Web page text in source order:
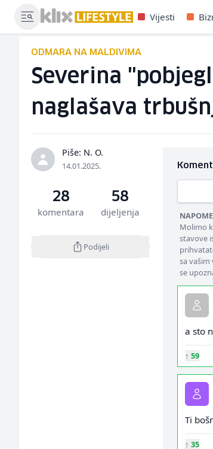
Vijesti
ODMARA NA MALDIVIMA
Severina
naglašava
Piše: N. O.
14.01.2025.
28
komentara
58
dijeljenja
Podijeli
Molimo
stavove
sa
se
a sto
↑ 59
Ti
↑ 35